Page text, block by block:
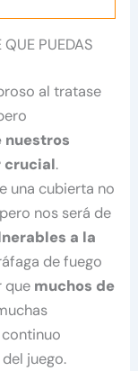
QUE PUEDAS
al tratase
nuestros
crucial.
una cubierta no
nos será de
a la
de fuego
que muchos de
juego.